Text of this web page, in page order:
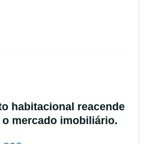
habitacional reacende
mercado imobiliário.